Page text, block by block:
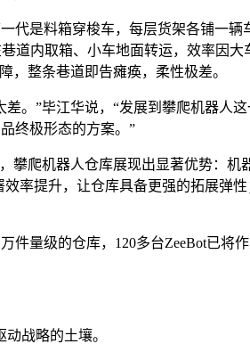
代是料箱穿梭车，每层货架各铺一
内取箱、小车地面转运，效率因
，整条巷道即告瘫痪，柔性极差。
。”毕江华说，“发展到攀爬机器人
终极形态的方案。”
爬机器人仓库展现出显著优势：
率提升，让仓库具备更强的拓展弹
量级的仓库，120多台ZeeBot已将
战略的土壤。